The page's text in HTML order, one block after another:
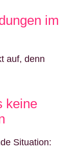
im
auf, denn
keine
Situation: